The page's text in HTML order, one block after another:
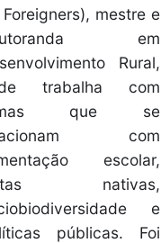
mestre e
em
Rural,
trabalha com
que se
com
escolar,
nativas,
e
públicas. Foi